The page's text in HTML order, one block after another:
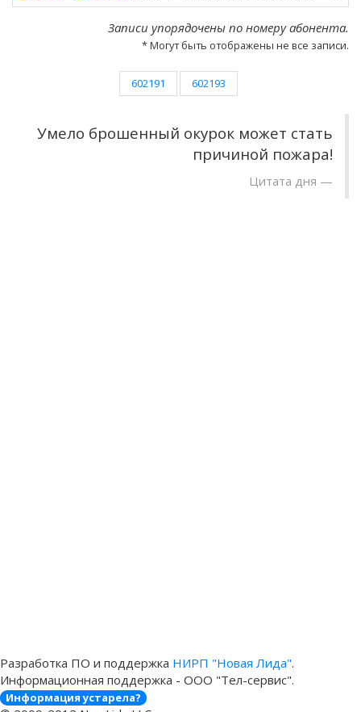
Записи упорядочены по номеру абонента.
* Могут быть отображены не все записи.
602191 602193
Умело брошенный окурок может стать
причиной пожара!
Цитата дня
Разработка ПО и поддержка НИРП "Новая Лида".
Информационная поддержка - ООО "Тел-сервис".
Информация устарела?